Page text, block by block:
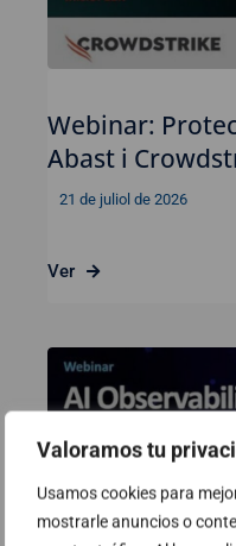
Valoramos tu
Usamos cookies para
mostrarle anuncios o
Webinar:
Abast i
21 de juliol de 2026
Ver